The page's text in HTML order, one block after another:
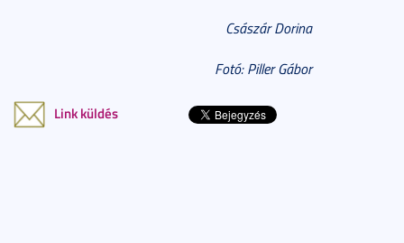
Császár Dorina
Fotó: Piller Gábor
Link küldés